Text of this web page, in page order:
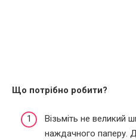
Що потрібно робити?
Візьміть не великий
наждачного паперу.